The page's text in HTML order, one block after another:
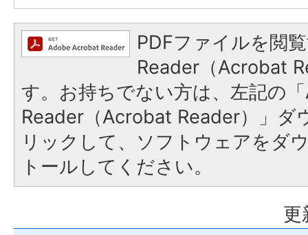
PDFファイルを閲
Reader（Acrobat
す。お持ちでない方は、左記の
Reader（Acrobat Reader）」ダ
リックして、ソフトウェアをダ
トールしてください。
更